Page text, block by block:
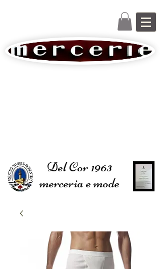
Del Cor 1963
merceria e mode